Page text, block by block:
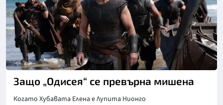
Защо „Одисея“ се превърна мишена
Когато Хубавата Елена е Лупита Нионго